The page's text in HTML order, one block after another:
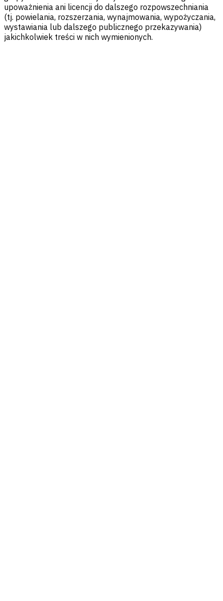
upoważnienia ani licencji do dalszego rozpowszechniania
(tj. powielania, rozszerzania, wynajmowania, wypożyczania,
wystawiania lub dalszego publicznego przekazywania)
jakichkolwiek treści w nich wymienionych.